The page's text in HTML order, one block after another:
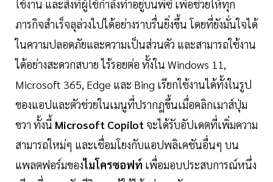
ใช้งาน และสิ่งที่ผู้ใช้กำลังทำอยู่บนพีซี เพื่อช่วยให้ทุก
ภารกิจสำเร็จลุล่วงไปได้อย่างราบรื่นยิ่งขึ้น โดยที่ยังมั่นใจได้
ในความปลอดภัยและความเป็นส่วนตัว และสามารถใช้งาน
ได้อย่างสะดวกสบาย ไร้รอยต่อ ทั้งใน Windows 11,
Microsoft 365, Edge และ Bing เรียกใช้งานได้ทั้งในรูป
ของแอปและตัวช่วยในเมนูที่ปรากฎขึ้นเมื่อคลิกเมาส์ปุ่ม
ขวา ทั้งนี้ Microsoft Copilot จะได้รับอัปเดตที่เพิ่มความ
สามารถใหม่ๆ และเชื่อมโยงกับแอปพลิเคชันอื่นๆ บน
แพลตฟอร์มของไมโครซอฟท์ เพื่อมอบประสบการณ์หนึ่ง